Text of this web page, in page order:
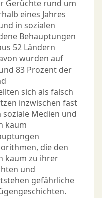
Gerüchte rund um
eines Jahres
in sozialen
Behauptungen
52 Ländern
wurden auf
83 Prozent der
sich als falsch
inzwischen fast
Medien und
kaum
die den
kaum zu ihrer
und
gefährliche